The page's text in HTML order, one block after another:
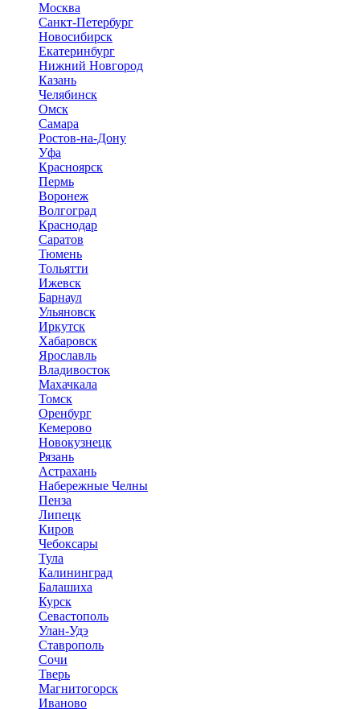
Москва
Санкт-Петербург
Новосибирск
Екатеринбург
Нижний Новгород
Казань
Челябинск
Омск
Самара
Ростов-на-Дону
Уфа
Красноярск
Пермь
Воронеж
Волгоград
Краснодар
Саратов
Тюмень
Тольятти
Ижевск
Барнаул
Ульяновск
Иркутск
Хабаровск
Ярославль
Владивосток
Махачкала
Томск
Оренбург
Кемерово
Новокузнецк
Рязань
Астрахань
Набережные Челны
Пенза
Липецк
Киров
Чебоксары
Тула
Калининград
Балашиха
Курск
Севастополь
Улан-Удэ
Ставрополь
Сочи
Тверь
Магнитогорск
Иваново